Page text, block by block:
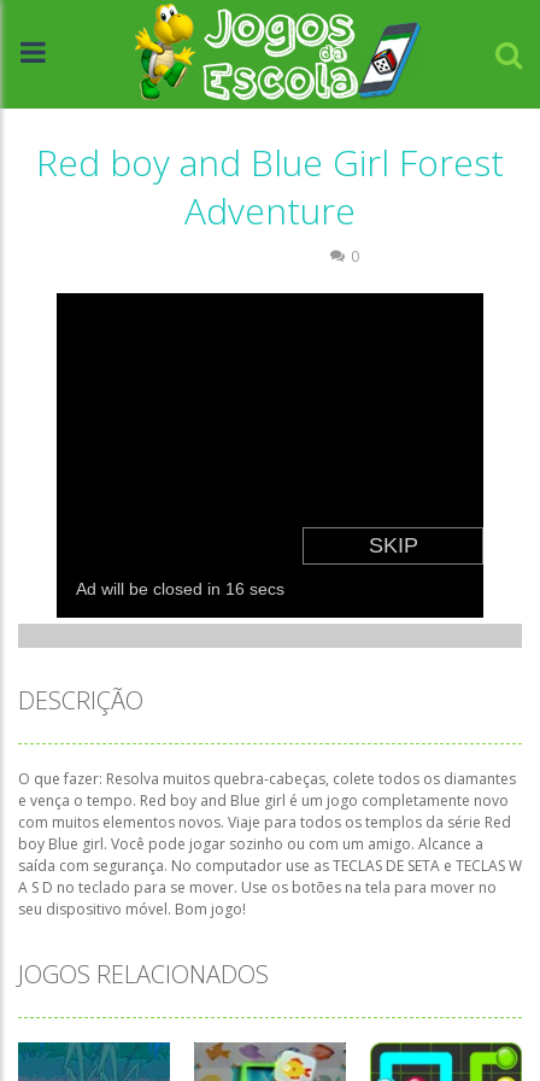
Red boy and Blue Girl Forest
Adventure
0
DESCRIÇÃO
O que fazer: Resolva muitos quebra-cabeças, colete todos os diamantes
e vença o tempo. Red boy and Blue girl é um jogo completamente novo
com muitos elementos novos. Viaje para todos os templos da série Red
boy Blue girl. Você pode jogar sozinho ou com um amigo. Alcance a
saída com segurança. No computador use as TECLAS DE SETA e TECLAS W
A S D no teclado para se mover. Use os botões na tela para mover no
seu dispositivo móvel. Bom jogo!
JOGOS RELACIONADOS